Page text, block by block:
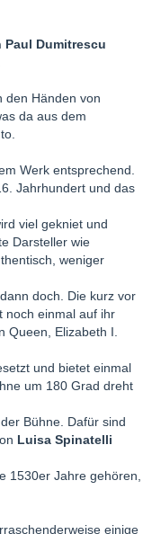
Paul Dumitrescu
den Händen von
da aus dem
Werk entsprechend.
Jahrhundert und das
viel gekniet und
Darsteller wie
weniger
doch. Die kurz vor
noch einmal auf ihr
Queen, Elizabeth I.
und bietet einmal
um 180 Grad dreht
Bühne. Dafür sind
Luisa Spinatelli
1530er Jahre gehören,
einige